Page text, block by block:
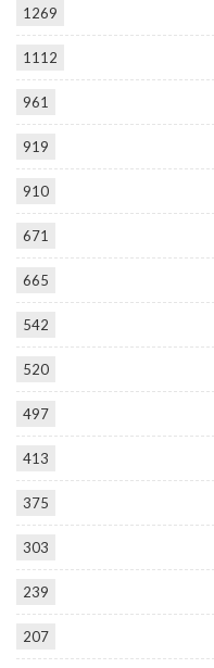
1269
1112
961
919
910
671
665
542
520
497
413
375
303
239
207